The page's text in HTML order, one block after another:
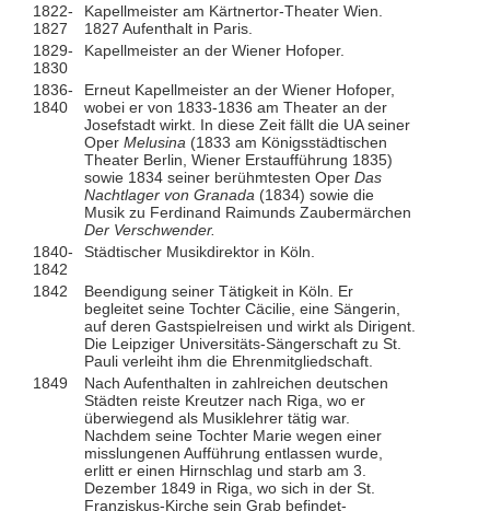
1822-
1827
Kapellmeister am Kärtnertor-Theater Wien.
1827 Aufenthalt in Paris.
1829-
1830
Kapellmeister an der Wiener Hofoper.
1836-
1840
Erneut Kapellmeister an der Wiener Hofoper,
wobei er von 1833-1836 am Theater an der
Josefstadt wirkt. In diese Zeit fällt die UA seiner
Oper Melusina(1833 am Königsstädtischen
Theater Berlin, Wiener Erstaufführung 1835)
sowie 1834 seiner berühmtesten Oper Das
Nachtlager von Granada (1834) sowie die
Musik zu Ferdinand Raimunds Zaubermärchen
Der Verschwender.
1840-
1842
Städtischer Musikdirektor in Köln.
1842
Beendigung seiner Tätigkeit in Köln. Er
begleitet seine Tochter Cäcilie, eine Sängerin,
auf deren Gastspielreisen und wirkt als Dirigent.
Die Leipziger Universitäts-Sängerschaft zu St.
Pauli verleiht ihm die Ehrenmitgliedschaft.
1849
Nach Aufenthalten in zahlreichen deutschen
Städten reiste Kreutzer nach Riga, wo er
überwiegend als Musiklehrer tätig war.
Nachdem seine Tochter Marie wegen einer
misslungenen Aufführung entlassen wurde,
erlitt er einen Hirnschlag und starb am 3.
Dezember 1849 in Riga, wo sich in der St.
Franziskus-Kirche sein Grab befindet-